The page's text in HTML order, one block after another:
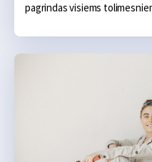
pagrindas visiems